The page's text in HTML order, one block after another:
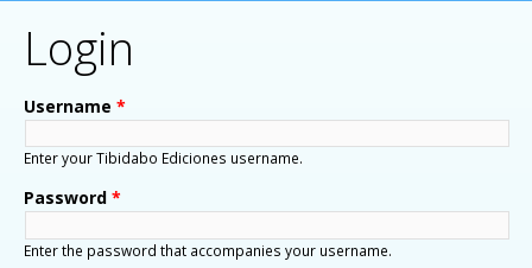
Login
Username *
Enter your Tibidabo Ediciones username.
Password *
Enter the password that accompanies your username.